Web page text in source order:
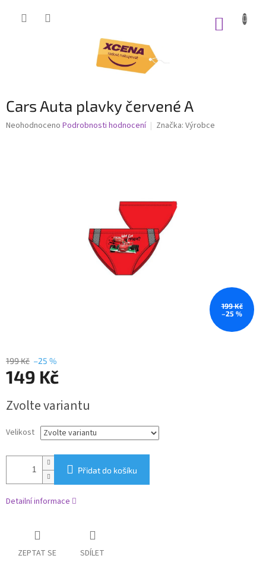
Cars Auta plavky červené A
Průměrné
Neohodnoceno Podrobnosti hodnocení Značka: Výrobce
199 Kč
–25 %
199 Kč –25 %
149 Kč
cena:
Zvolte variantu
Velikost
Přidat do košíku
Detailní informace
ZEPTAT SE SDÍLET